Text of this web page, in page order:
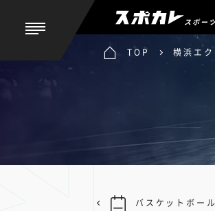
スポー
TOP 横浜エ
バスケットボー